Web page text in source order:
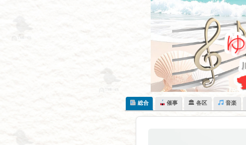
総合 催事 🏛 各区 音楽